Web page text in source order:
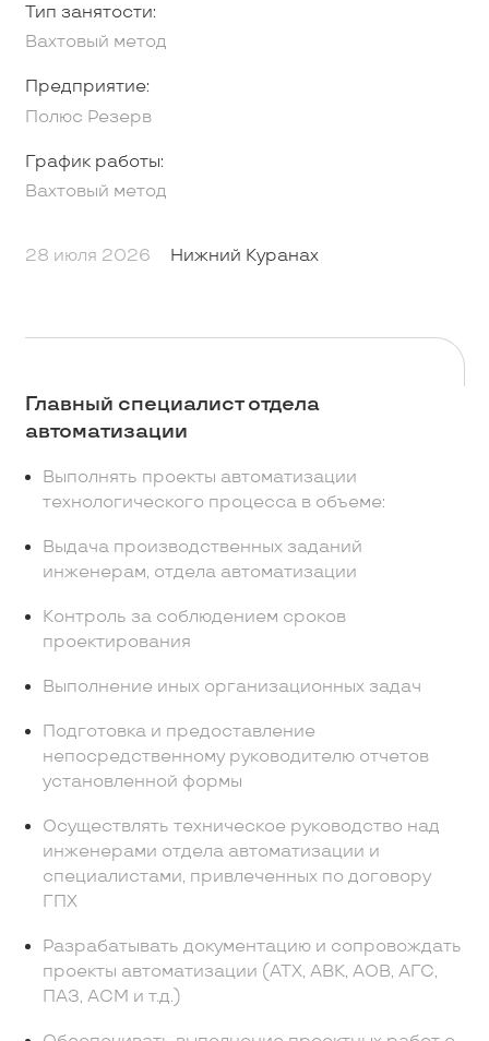
Тип занятости:
Вахтовый метод
Предприятие:
Полюс Резерв
График работы:
Вахтовый метод
28 июля 2026 Нижний Куранах
Главный специалист отдела
автоматизации
Выполнять проекты автоматизации
технологического процесса в объеме:
Выдача производственных заданий
инженерам, отдела автоматизации
Контроль за соблюдением сроков
проектирования
Выполнение иных организационных задач
Подготовка и предоставление
непосредственному руководителю отчетов
установленной формы
Осуществлять техническое руководство над
инженерами отдела автоматизации и
специалистами, привлеченных по договору
ГПХ
Разрабатывать документацию и сопровождать
проекты автоматизации (АТХ, АВК, АОВ, АГС,
ПАЗ, АСМ и т.д.)